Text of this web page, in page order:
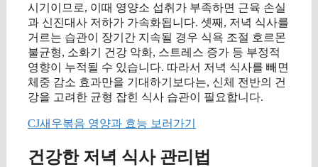
시기이므로, 이때 영양소 섭취가 부족하면 근육 손실
과 신진대사 저하가 가속화됩니다. 셋째, 저녁 식사를
거르는 습관이 장기간 지속될 경우 식욕 조절 호르몬
불균형, 소화기 건강 악화, 스트레스 증가 등 부정적
영향이 누적될 수 있습니다. 따라서 저녁 식사를 빼면
체중 감소 효과만을 기대하기보다는, 신체 전반의 건
강을 고려한 균형 잡힌 식사 습관이 필요합니다.
CJ새우볶음 영양과 효능 보러가기
건강한 저녁 식사 관리법